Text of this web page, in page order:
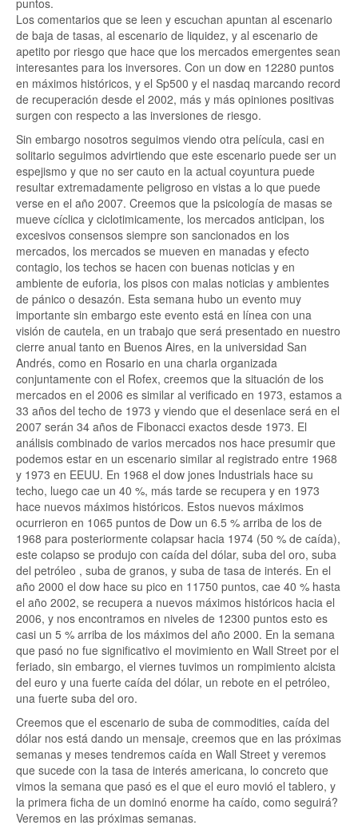
puntos.
Los comentarios que se leen y escuchan apuntan al escenario
de baja de tasas, al escenario de liquidez, y al escenario de
apetito por riesgo que hace que los mercados emergentes sean
interesantes para los inversores. Con un dow en 12280 puntos
en máximos históricos, y el Sp500 y el nasdaq marcando record
de recuperación desde el 2002, más y más opiniones positivas
surgen con respecto a las inversiones de riesgo.
Sin embargo nosotros seguimos viendo otra película, casi en
solitario seguimos advirtiendo que este escenario puede ser un
espejismo y que no ser cauto en la actual coyuntura puede
resultar extremadamente peligroso en vistas a lo que puede
verse en el año 2007. Creemos que la psicología de masas se
mueve cíclica y ciclotimicamente, los mercados anticipan, los
excesivos consensos siempre son sancionados en los
mercados, los mercados se mueven en manadas y efecto
contagio, los techos se hacen con buenas noticias y en
ambiente de euforia, los pisos con malas noticias y ambientes
de pánico o desazón. Esta semana hubo un evento muy
importante sin embargo este evento está en línea con una
visión de cautela, en un trabajo que será presentado en nuestro
cierre anual tanto en Buenos Aires, en la universidad San
Andrés, como en Rosario en una charla organizada
conjuntamente con el Rofex, creemos que la situación de los
mercados en el 2006 es similar al verificado en 1973, estamos a
33 años del techo de 1973 y viendo que el desenlace será en el
2007 serán 34 años de Fibonacci exactos desde 1973. El
análisis combinado de varios mercados nos hace presumir que
podemos estar en un escenario similar al registrado entre 1968
y 1973 en EEUU. En 1968 el dow jones Industrials hace su
techo, luego cae un 40 %, más tarde se recupera y en 1973
hace nuevos máximos históricos. Estos nuevos máximos
ocurrieron en 1065 puntos de Dow un 6.5 % arriba de los de
1968 para posteriormente colapsar hacia 1974 (50 % de caída),
este colapso se produjo con caída del dólar, suba del oro, suba
del petróleo , suba de granos, y suba de tasa de interés. En el
año 2000 el dow hace su pico en 11750 puntos, cae 40 % hasta
el año 2002, se recupera a nuevos máximos históricos hacia el
2006, y nos encontramos en niveles de 12300 puntos esto es
casi un 5 % arriba de los máximos del año 2000. En la semana
que pasó no fue significativo el movimiento en Wall Street por el
feriado, sin embargo, el viernes tuvimos un rompimiento alcista
del euro y una fuerte caída del dólar, un rebote en el petróleo,
una fuerte suba del oro.
Creemos que el escenario de suba de commodities, caída del
dólar nos está dando un mensaje, creemos que en las próximas
semanas y meses tendremos caída en Wall Street y veremos
que sucede con la tasa de interés americana, lo concreto que
vimos la semana que pasó es el que el euro movió el tablero, y
la primera ficha de un dominó enorme ha caído, como seguirá?
Veremos en las próximas semanas.